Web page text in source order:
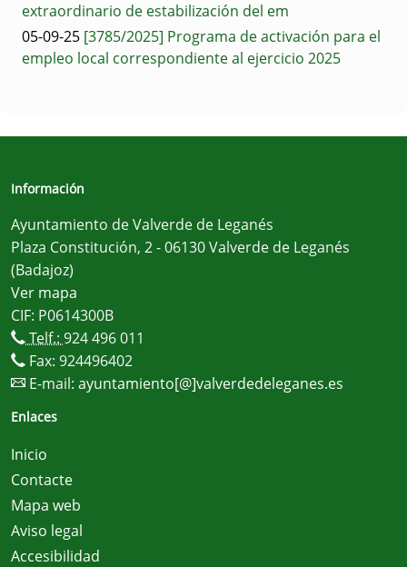
extraordinario de estabilización del em
05-09-25 [3785/2025] Programa de activación para el
empleo local correspondiente al ejercicio 2025
Información
Ayuntamiento de Valverde de Leganés
Plaza Constitución, 2 - 06130 Valverde de Leganés
(Badajoz)
Ver mapa
CIF: P0614300B
Telf.: 924 496 011
Fax: 924496402
E-mail: ayuntamiento[@]valverdedeleganes.es
Enlaces
Inicio
Contacte
Mapa web
Aviso legal
Accesibilidad